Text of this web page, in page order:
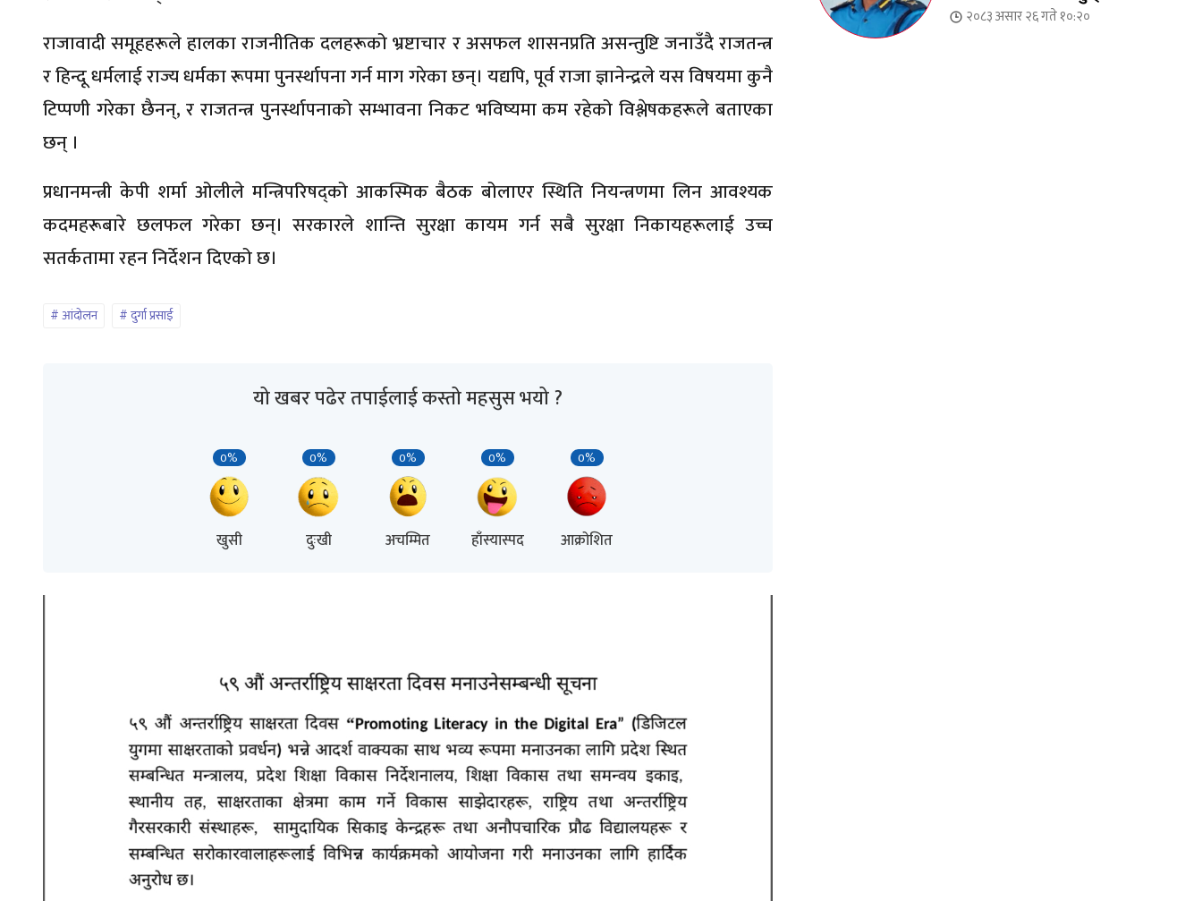
राजावादी समूहहरूले हालका राजनीतिक दलहरूको भ्रष्टाचार र असफल शासनप्रति असन्तुष्टि जनाउँदै राजतन्त्र
र हिन्दू धर्मलाई राज्य धर्मका रूपमा पुनर्स्थापना गर्न माग गरेका छन्। यद्यपि, पूर्व राजा ज्ञानेन्द्रले यस विषयमा कुनै
टिप्पणी गरेका छैनन्, र राजतन्त्र पुनर्स्थापनाको सम्भावना निकट भविष्यमा कम रहेको विश्लेषकहरूले बताएका
छन् । ​
प्रधानमन्त्री केपी शर्मा ओलीले मन्त्रिपरिषद्को आकस्मिक बैठक बोलाएर स्थिति नियन्त्रणमा लिन आवश्यक
कदमहरूबारे छलफल गरेका छन्। सरकारले शान्ति सुरक्षा कायम गर्न सबै सुरक्षा निकायहरूलाई उच्च
सतर्कतामा रहन निर्देशन दिएको छ। ​
आंदोलन दुर्गा प्रसाई
यो खबर पढेर तपाईलाई कस्तो महसुस भयो ?
0%
खुसी
0%
दुःखी
0%
अचम्मित
0%
हाँस्यास्पद
0%
आक्रोशित
२०८३ असार २६ गते १०:२०